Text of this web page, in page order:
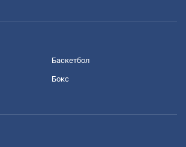
Баскетбол
Бокс